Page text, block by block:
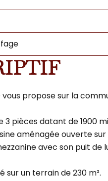
vous propose sur la
3 pièces datant de 1900
aménagée ouverte
avec son puit
sur un terrain de 230 m².